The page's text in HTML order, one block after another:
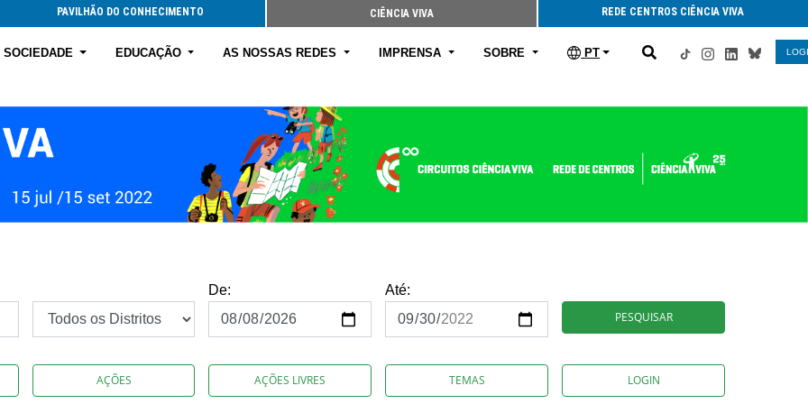
PAVILHÃO DO CONHECIMENTO CIÊNCIA VIVA REDE CENTROS CIÊNCIA VIVA
EDUCAÇÃO AS NOSSAS REDES IMPRENSA SOBRE PT
De:
Até:
PESQUISAR
AÇÕES AÇÕES LIVRES TEMAS LOGIN